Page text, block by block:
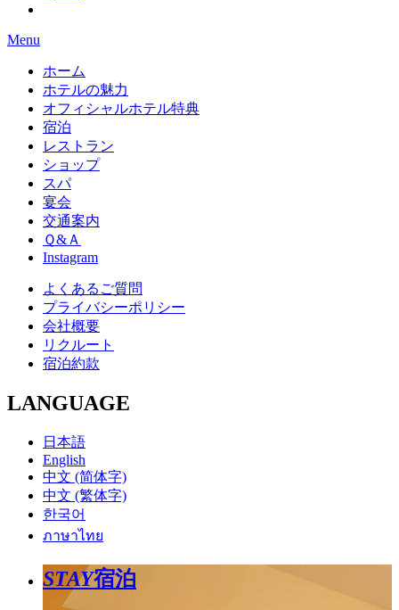
Menu
ホーム
ホテルの魅力
オフィシャルホテル特典
宿泊
レストラン
ショップ
スパ
宴会
交通案内
Ｑ&Ａ
Instagram
よくあるご質問
プライバシーポリシー
会社概要
リクルート
宿泊約款
LANGUAGE
日本語
English
中文 (简体字)
中文 (繁体字)
한국어
ภาษาไทย
STAY宿泊